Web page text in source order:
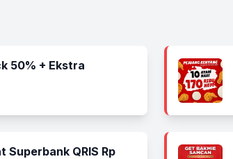
50% + Ekstra
Superbank QRIS Rp